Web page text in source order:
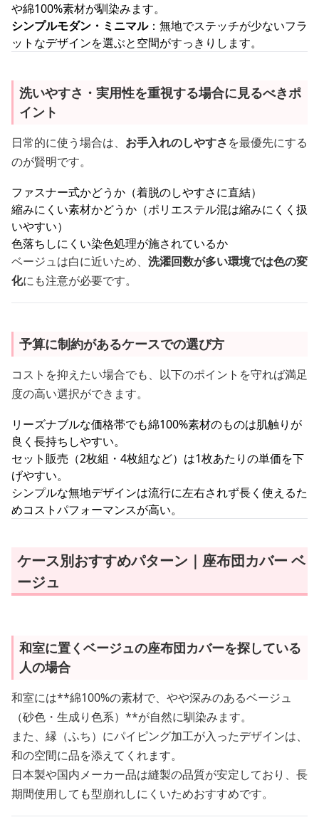
や綿100%素材が馴染みます。
シンプルモダン・ミニマル：無地でステッチが少ないフラ
ットなデザインを選ぶと空間がすっきりします。
洗いやすさ・実用性を重視する場合に見るべきポ
イント
日常的に使う場合は、 お手入れのしやすさを最優先にする
のが賢明です。
ファスナー式かどうか（着脱のしやすさに直結）
縮みにくい素材かどうか（ポリエステル混は縮みにくく扱
いやすい）
色落ちしにくい染色処理が施されているか
ベージュは白に近いため、 洗濯回数が多い環境では色の変
化にも注意が必要です。
予算に制約があるケースでの選び方
コストを抑えたい場合でも、以下のポイントを守れば満足
度の高い選択ができます。
リーズナブルな価格帯でも綿100%素材のものは肌触りが
良く長持ちしやすい。
セット販売（2枚組・4枚組など）は1枚あたりの単価を下
げやすい。
シンプルな無地デザインは流行に左右されず長く使えるた
めコストパフォーマンスが高い。
ケース別おすすめパターン｜座布団カバー ベ
ージュ
和室に置くベージュの座布団カバーを探している
人の場合
和室には**綿100%の素材で、やや深みのあるベージュ
（砂色・生成り色系）**が自然に馴染みます。
また、縁（ふち）にパイピング加工が入ったデザインは、
和の空間に品を添えてくれます。
日本製や国内メーカー品は縫製の品質が安定しており、長
期間使用しても型崩れしにくいためおすすめです。